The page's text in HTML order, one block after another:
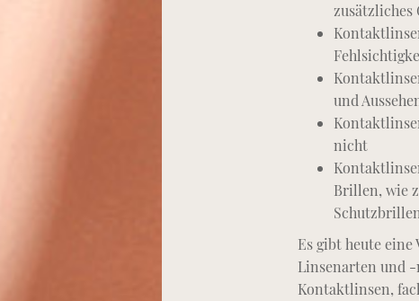
zusätzliches
und
nicht
Brillen, wie
Es gibt heute
Linsenarten und
Kontaktlinsen,